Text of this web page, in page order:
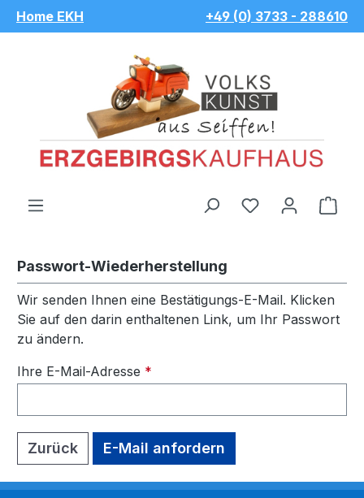
Zum Hauptinhalt springen
Home EKH +49 (0) 3733 - 288610
Du hast 0
Passwort-Wiederherstellung
Wir senden Ihnen eine Bestätigungs-E-Mail. Klicken
Sie auf den darin enthaltenen Link, um Ihr Passwort
zu ändern.
Ihre E-Mail-Adresse *
Zurück E-Mail anfordern